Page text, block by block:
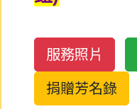
服務照片
捐贈芳名錄